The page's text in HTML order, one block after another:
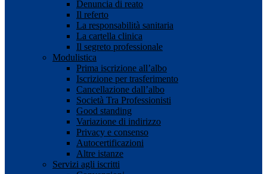
Denuncia di reato
Il referto
La responsabilità sanitaria
La cartella clinica
Il segreto professionale
Modulistica
Prima iscrizione all’albo
Iscrizione per trasferimento
Cancellazione dall’albo
Società Tra Professionisti
Good standing
Variazione di indirizzo
Privacy e consenso
Autocertificazioni
Altre istanze
Servizi agli iscritti